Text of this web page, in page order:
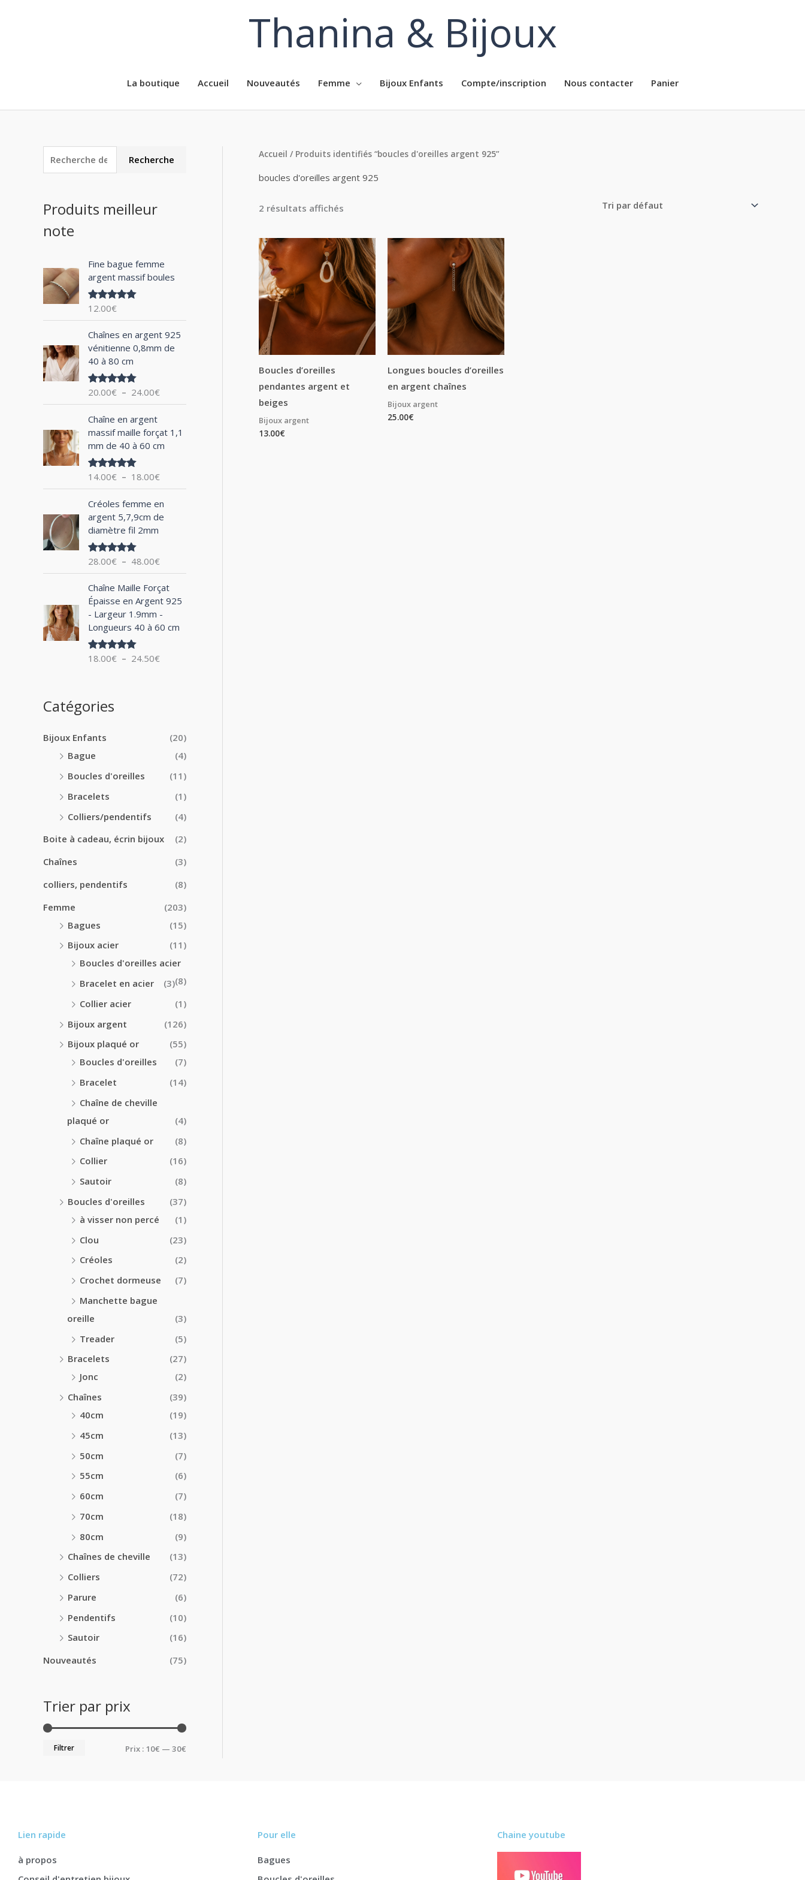
Thanina & Bijoux
La boutique Accueil Nouveautés Femme Bijoux Enfants Compte/inscription Nous contacter Panier
e
h
e
h
u
r
:
Recherche
Produits meilleur
note
Fine bague femme
argent massif boules
Note5.00
12.00€
Chaînes en argent 925
vénitienne 0,8mm de
40 à 80 cm
Note5.00
20.00€ – 24.00€
l
a
e
r
i
:
2
0
2
4
.
0
€
Chaîne en argent
massif maille forçat 1,1
mm de 40 à 60 cm
Note5.00
14.00€ – 18.00€
a
g
d
e
p
r
:
1
4
0
Créoles femme en
argent 5,7,9cm de
diamètre fil 2mm
Note5.00
28.00€ – 48.00€
l
a
d
e
p
r
i
x
:
Chaîne Maille Forçat
Épaisse en Argent 925
- Largeur 1.9mm -
Longueurs 40 à 60 cm
Note5.00
18.00€ – 24.50€
l
a
e
2
Catégories
Bijoux Enfants
(20)
Bague
(4)
Boucles d'oreilles
(11)
Bracelets
(1)
Colliers/pendentifs
(4)
Boite à cadeau, écrin bijoux
(2)
Chaînes
(3)
colliers, pendentifs
(8)
Femme
(203)
Bagues
(15)
Bijoux acier
(11)
Boucles d'oreilles acier
(8)
Bracelet en acier
(3)
Collier acier
(1)
Bijoux argent
(126)
Bijoux plaqué or
(55)
Boucles d'oreilles
(7)
Bracelet
(14)
Chaîne de cheville
plaqué or
(4)
Chaîne plaqué or
(8)
Collier
(16)
Sautoir
(8)
Boucles d'oreilles
(37)
à visser non percé
(1)
Clou
(23)
Créoles
(2)
Crochet dormeuse
(7)
Manchette bague
oreille
(3)
Treader
(5)
Bracelets
(27)
Jonc
(2)
Chaînes
(39)
40cm
(19)
45cm
(13)
50cm
(7)
55cm
(6)
60cm
(7)
70cm
(18)
80cm
(9)
Chaînes de cheville
(13)
Colliers
(72)
Parure
(6)
Pendentifs
(10)
Sautoir
(16)
Nouveautés
(75)
Trier par prix
Filtrer Prix : 10€ — 30€
Accueil / Produits identifiés “boucles d'oreilles argent 925”
boucles d'oreilles argent 925
2 résultats affichés
Boucles d’oreilles
pendantes argent et
beiges
Bijoux argent
13.00€
Longues boucles d’oreilles
en argent chaînes
Bijoux argent
25.00€
Lien rapide
à propos
Pour elle
Bagues
Chaine youtube